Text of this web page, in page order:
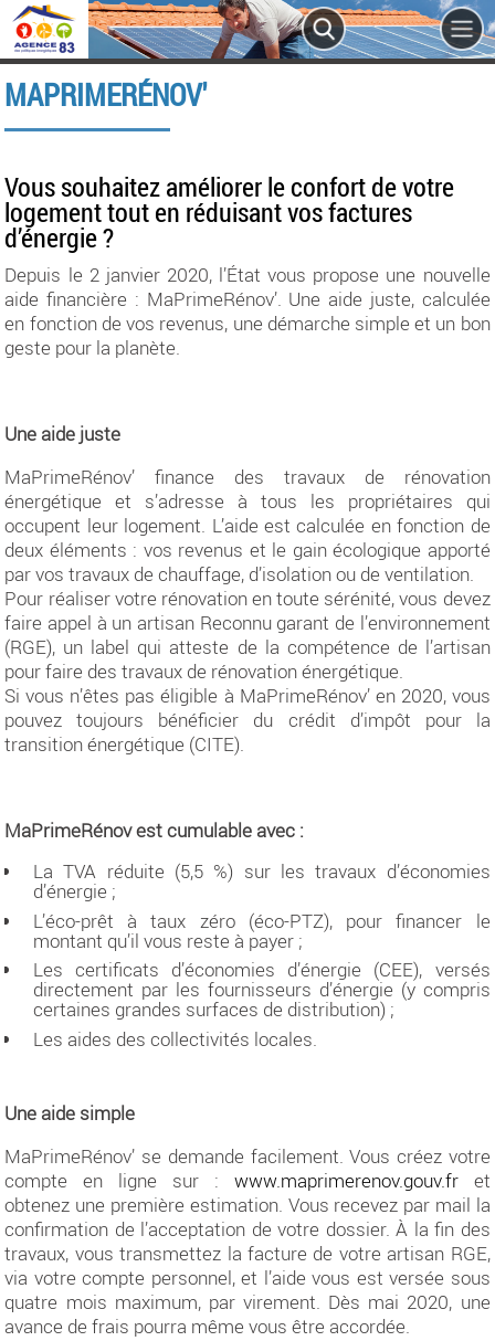
MAPRIMERÉNOV'
Vous souhaitez améliorer le confort de votre
logement tout en réduisant vos factures
d’énergie ?
Depuis le 2 janvier 2020, l’État vous propose une nouvelle
aide financière : MaPrimeRénov’. Une aide juste, calculée
en fonction de vos revenus, une démarche simple et un bon
geste pour la planète.
Une aide juste
MaPrimeRénov’ finance des travaux de rénovation
énergétique et s’adresse à tous les propriétaires qui
occupent leur logement. L’aide est calculée en fonction de
deux éléments : vos revenus et le gain écologique apporté
par vos travaux de chauffage, d’isolation ou de ventilation.
Pour réaliser votre rénovation en toute sérénité, vous devez
faire appel à un artisan Reconnu garant de l’environnement
(RGE), un label qui atteste de la compétence de l’artisan
pour faire des travaux de rénovation énergétique.
Si vous n’êtes pas éligible à MaPrimeRénov’ en 2020, vous
pouvez toujours bénéficier du crédit d’impôt pour la
transition énergétique (CITE).
MaPrimeRénov est cumulable avec :
La TVA réduite (5,5 %) sur les travaux d’économies
d’énergie ;
L’éco-prêt à taux zéro (éco-PTZ), pour financer le
montant qu’il vous reste à payer ;
Les certificats d’économies d’énergie (CEE), versés
directement par les fournisseurs d’énergie (y compris
certaines grandes surfaces de distribution) ;
Les aides des collectivités locales.
Une aide simple
MaPrimeRénov’ se demande facilement. Vous créez votre
compte en ligne sur : www.maprimerenov.gouv.fr et
obtenez une première estimation. Vous recevez par mail la
confirmation de l’acceptation de votre dossier. À la fin des
travaux, vous transmettez la facture de votre artisan RGE,
via votre compte personnel, et l’aide vous est versée sous
quatre mois maximum, par virement. Dès mai 2020, une
avance de frais pourra même vous être accordée.